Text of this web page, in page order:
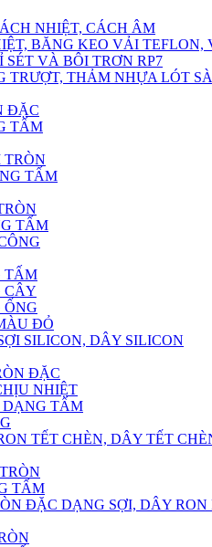
NHIỆT, CÁCH ÂM
BĂNG KEO VẢI TEFLON,
SÉT VÀ BÔI TRƠN RP7
TRƯỢT, THẢM NHỰA LÓT
ĐẶC
TẤM
TRÒN
TẤM
TẤM
TẤM
CÂY
ỐNG
ĐỎ
SILICON, DÂY SILICON
ĐẶC
NHIỆT
DẠNG TẤM
TẾT CHÈN, DÂY TẾT
TẤM
ĐẶC DẠNG SỢI, DÂY RON